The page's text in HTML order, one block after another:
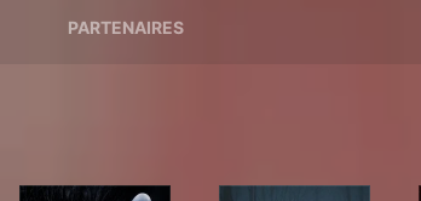
PARTENAIRES